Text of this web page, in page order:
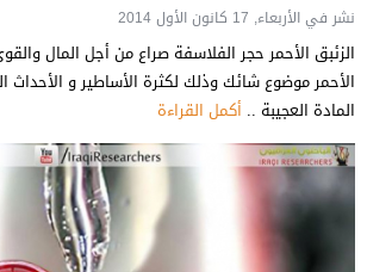
نشر في الأربعاء, 17 كانون الأول 2014
الزئبق الأحمر حجر الفلاسفة صراع من أجل المال
الأحمر موضوع شائك وذلك لكثرة الأساطير و
المادة العجيبة .. أكمل القراءة